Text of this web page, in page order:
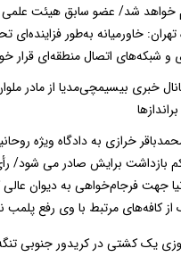
خواهد شد/ عضو سابق هیئت علمی
خاورمیانه به‌طور فزاینده‌ای
و شبکه‌های اتصال منطقه‌ای قرار
خبری بیسیمچی‌مدیا از مادر
خرازی به دادگاه ویژه
بازداشت برایش صادر می شود/
جهت فرجام‌خواهی به دیوان
کافه‌های مرتبط با وی رفع پلمب
یک کشتی در کریدور جنوبی